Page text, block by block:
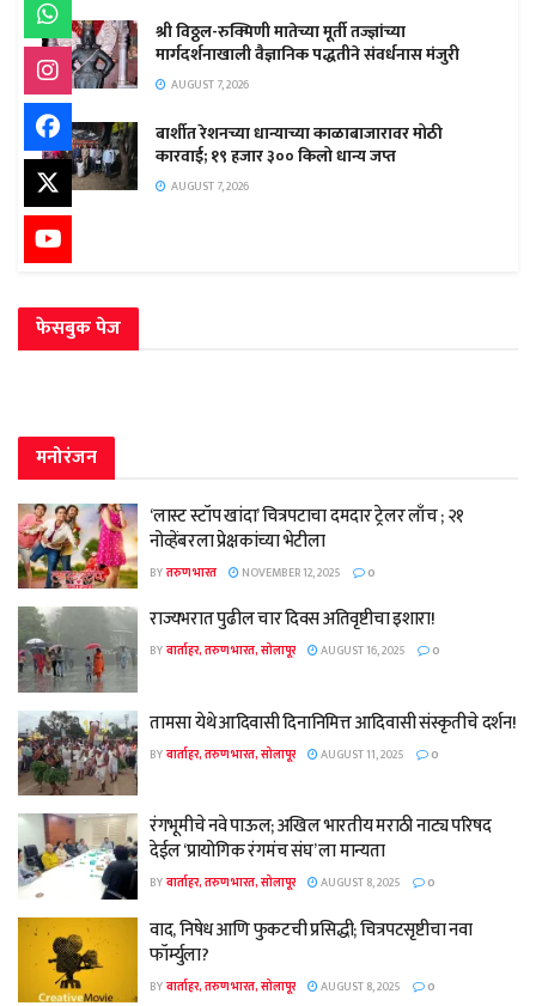
श्री विठ्ठल-रुक्मिणी मातेच्या मूर्ती तज्ज्ञांच्या
मार्गदर्शनाखाली वैज्ञानिक पद्धतीने संवर्धनास मंजुरी
AUGUST 7, 2026
बार्शीत रेशनच्या धान्याच्या काळाबाजारावर मोठी
कारवाई; १९ हजार ३०० किलो धान्य जप्त
AUGUST 7, 2026
फेसबुक पेज
मनोरंजन
‘लास्ट स्टॉप खांदा’ चित्रपटाचा दमदार ट्रेलर लाँच ; २१
नोव्हेंबरला प्रेक्षकांच्या भेटीला
BYतरुण भारत NOVEMBER 12, 2025 0
राज्यभरात पुढील चार दिवस अतिवृष्टीचा इशारा!
BYवार्ताहर, तरुण भारत, सोलापूर AUGUST 16, 2025 0
तामसा येथे आदिवासी दिनानिमित्त आदिवासी संस्कृतीचे दर्शन!
BYवार्ताहर, तरुण भारत, सोलापूर AUGUST 11, 2025 0
रंगभूमीचे नवे पाऊल; अखिल भारतीय मराठी नाट्य परिषद
देईल ‘प्रायोगिक रंगमंच संघ’ ला मान्यता
BYवार्ताहर, तरुण भारत, सोलापूर AUGUST 8, 2025 0
वाद, निषेध आणि फुकटची प्रसिद्धी; चित्रपटसृष्टीचा नवा
फॉर्म्युला?
BYवार्ताहर, तरुण भारत, सोलापूर AUGUST 8, 2025 0